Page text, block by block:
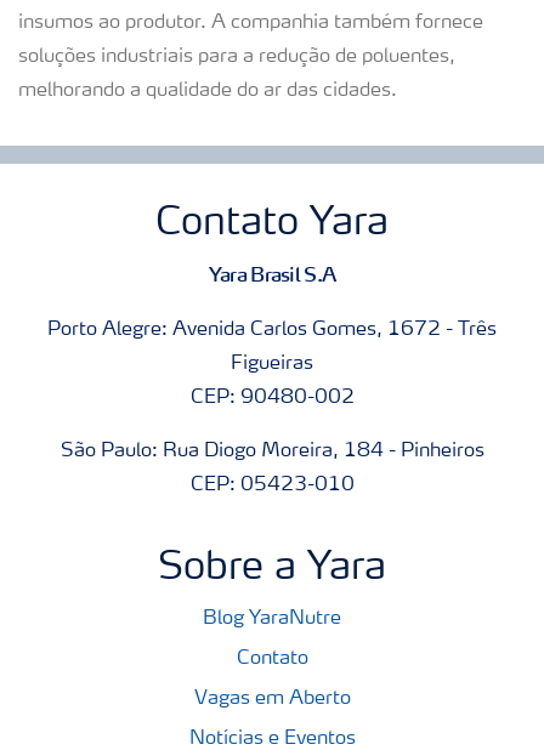
insumos ao produtor. A companhia também fornece
soluções industriais para a redução de poluentes,
melhorando a qualidade do ar das cidades.
Contato Yara
Yara Brasil S.A
Porto Alegre: Avenida Carlos Gomes, 1672 - Três
Figueiras
CEP: 90480-002
São Paulo: Rua Diogo Moreira, 184 - Pinheiros
CEP: 05423-010
Sobre a Yara
Blog YaraNutre
Contato
Vagas em Aberto
Notícias e Eventos